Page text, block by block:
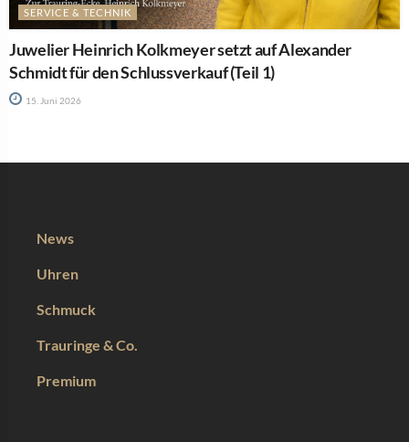
SERVICE & TECHNIK
Juwelier Heinrich Kolkmeyer setzt auf Alexander
Schmidt für den Schlussverkauf (Teil 1)
15. Juni 2026
News
Uhren
Schmuck
Trauringe & Co.
Premium